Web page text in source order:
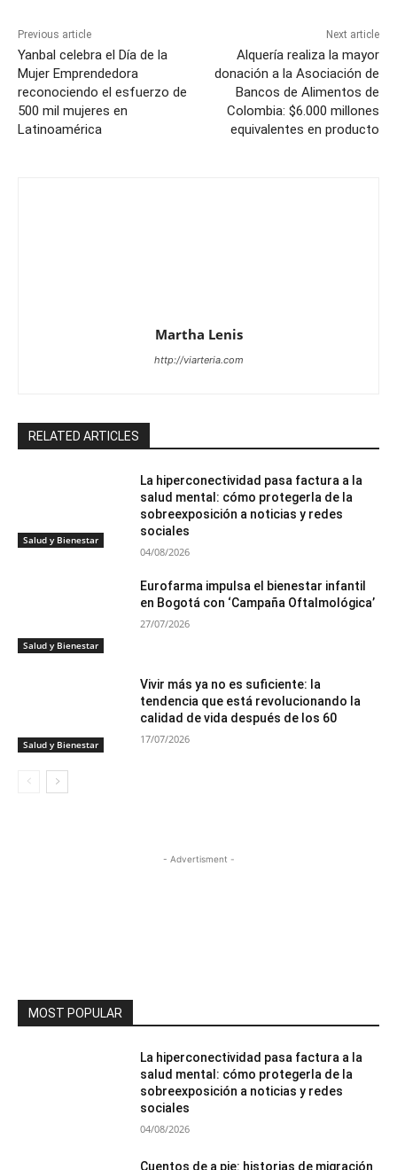
Previous article
Yanbal celebra el Día de la
Mujer Emprendedora
reconociendo el esfuerzo de
500 mil mujeres en
Latinoamérica
Next article
Alquería realiza la mayor
donación a la Asociación de
Bancos de Alimentos de
Colombia: $6.000 millones
equivalentes en producto
Martha Lenis
http://viarteria.com
RELATED ARTICLES
Salud y Bienestar
La hiperconectividad pasa factura a la
salud mental: cómo protegerla de la
sobreexposición a noticias y redes
sociales
04/08/2026
Salud y Bienestar
Eurofarma impulsa el bienestar infantil
en Bogotá con ‘Campaña Oftalmológica’
27/07/2026
Salud y Bienestar
Vivir más ya no es suficiente: la
tendencia que está revolucionando la
calidad de vida después de los 60
17/07/2026
- Advertisment -
MOST POPULAR
La hiperconectividad pasa factura a la
salud mental: cómo protegerla de la
sobreexposición a noticias y redes
sociales
04/08/2026
Cuentos de a pie: historias de migración